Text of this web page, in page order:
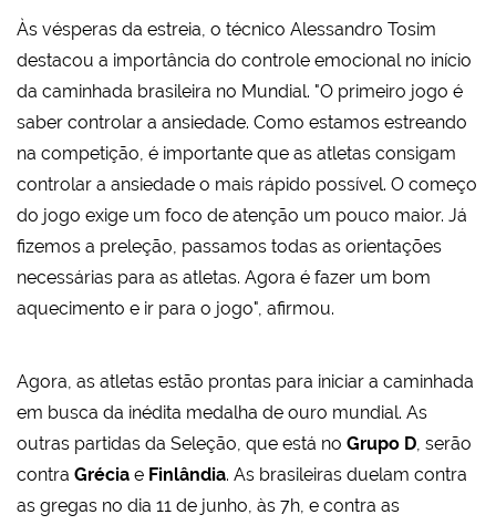
Às vésperas da estreia, o técnico Alessandro Tosim
destacou a importância do controle emocional no início
da caminhada brasileira no Mundial. "O primeiro jogo é
saber controlar a ansiedade. Como estamos estreando
na competição, é importante que as atletas consigam
controlar a ansiedade o mais rápido possível. O começo
do jogo exige um foco de atenção um pouco maior. Já
fizemos a preleção, passamos todas as orientações
necessárias para as atletas. Agora é fazer um bom
aquecimento e ir para o jogo", afirmou.
Agora, as atletas estão prontas para iniciar a caminhada
em busca da inédita medalha de ouro mundial. As
outras partidas da Seleção, que está no Grupo D, serão
contra Grécia e Finlândia. As brasileiras duelam contra
as gregas no dia 11 de junho, às 7h, e contra as